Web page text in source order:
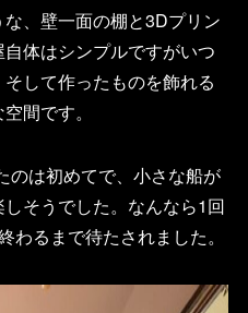
、壁一面の棚と3Dプリン
体はシンプルですがいつ
して作ったものを飾れる
間です。
のは初めてで、小さな船が
そうでした。なんなら1回
わるまで待たされました。